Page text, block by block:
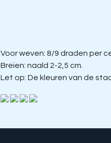
Voor weven: 8/9 draden per
Breien: naald 2-2,5 cm.
Let op: De kleuren van de